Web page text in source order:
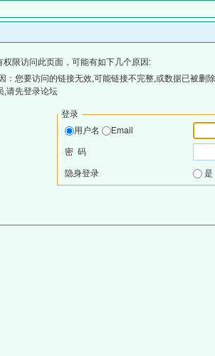
权限访问此页面，可能有如下几个原因:
：您要访问的链接无效,可能链接不完整,或数据已被删
,请先登录论坛
登录
用户名
Email
密 码
隐身登录